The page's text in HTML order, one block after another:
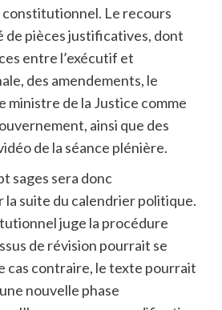
constitutionnel. Le recours
de pièces justificatives, dont
entre l’exécutif et
des amendements, le
ministre de la Justice comme
ainsi que des
de la séance plénière.
sages sera donc
suite du calendrier politique.
juge la procédure
de révision pourrait se
cas contraire, le texte pourrait
nouvelle phase